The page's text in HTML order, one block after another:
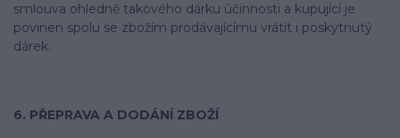
smlouva ohledně takového dárku účinnosti a kupující je
povinen spolu se zbožím prodávajícímu vrátit i poskytnutý
dárek.
6. PŘEPRAVA A DODÁNÍ ZBOŽÍ